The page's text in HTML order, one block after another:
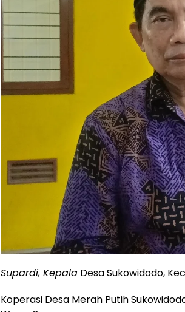
Supardi, Kepala Desa Sukowidodo,
Koperasi Desa Merah Putih